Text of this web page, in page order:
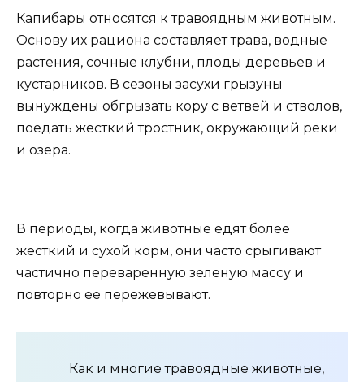
Капибары относятся к травоядным животным.
Основу их рациона составляет трава, водные
растения, сочные клубни, плоды деревьев и
кустарников. В сезоны засухи грызуны
вынуждены обгрызать кору с ветвей и стволов,
поедать жесткий тростник, окружающий реки
и озера.
В периоды, когда животные едят более
жесткий и сухой корм, они часто срыгивают
частично переваренную зеленую массу и
повторно ее пережевывают.
Как и многие травоядные животные,